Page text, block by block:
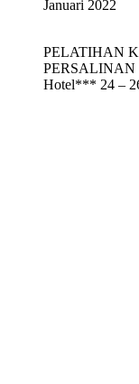
Januari 2022
PELATIHAN
PERSALINAN
Hotel*** 24 –